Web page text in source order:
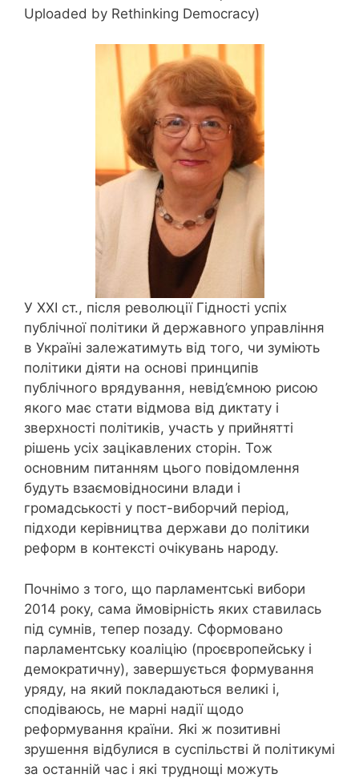
Uploaded by Rethinking Democracy)
У ХХІ ст., після революції Гідності успіх
публічної політики й державного управління
в Україні залежатимуть від того, чи зуміють
політики діяти на основі принципів
публічного врядування, невід’ємною рисою
якого має стати відмова від диктату і
зверхності політиків, участь у прийнятті
рішень усіх зацікавлених сторін. Тож
основним питанням цього повідомлення
будуть взаємовідносини влади і
громадськості у пост-виборчий період,
підходи керівництва держави до політики
реформ в контексті очікувань народу.
Почнімо з того, що парламентські вибори
2014 року, сама ймовірність яких ставилась
під сумнів, тепер позаду. Сформовано
парламентську коаліцію (проєвропейську і
демократичну), завершується формування
уряду, на який покладаються великі і,
сподіваюсь, не марні надії щодо
реформування країни. Які ж позитивні
зрушення відбулися в суспільстві й політикумі
за останній час і які труднощі можуть